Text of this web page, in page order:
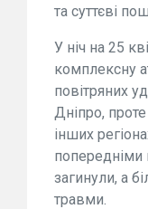
та суттєві
У ніч на 25
комплексну
повітряних
Дніпро,
інших
попередніми
загинули, а
травми.